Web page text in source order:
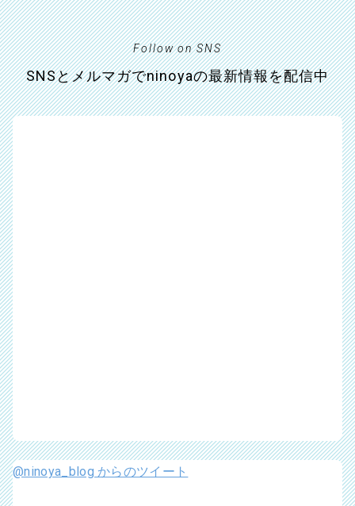
Follow on SNS
SNSとメルマガでninoyaの最新情報を配信中
@ninoya_blog からのツイート